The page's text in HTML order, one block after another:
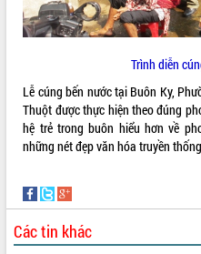
Định vị cà phê Việt Nam như một “di
sản sống” trong dòng chảy toàn cầu
sống người dân từ những mô hình thiết
thực
Quyết liệt tháo gỡ vướng mắc, đẩy
nhanh tiến độ các dự án trọng điểm
trong Khu kinh tế Nam Phú Yên
tồn biển
Lấy ý kiến điều chỉnh Quy hoạch tỉnh
Đắk Lắk thời kỳ 2021-2030, tầm nhìn
đến năm 2050
Trình diễn
Lễ cúng bến nước tại Buôn Ky,
Thuột được thực hiện theo đúng
hệ trẻ trong buôn hiểu hơn về
những nét đẹp văn hóa truyền
Các tin khác